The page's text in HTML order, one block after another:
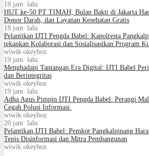
18 jam lalu
HUT ke-50 PT TIMAH, Bulan Bakti di Jakarta
Donor Darah, dan Layanan Kesehatan Gratis
18 jam lalu
Pelantikan IJTI Pengda Babel: Kapolresta
tekankan Kolaborasi dan Sosialisasikan Program
wiwik okeyboz
19 jam lalu
Menghadapi Tantangan Era Digital: IJTI Babel
dan Berintegritas
wiwik okeyboz
19 jam lalu
Adha Agus Pimpin IJTI Pengda Babel: Perangi
Cegah Polusi Informasi
wiwik okeyboz
20 jam lalu
Pelantikan IJTI Babel: Pemkot Pangkalpinang
Tepis Disinformasi dan Mitra Pembangunan
wiwik okeyboz